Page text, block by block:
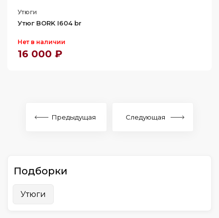
Утюги
Утюг BORK I604 br
Нет в наличии
16 000 ₽
Предыдущая Следующая
Подборки
Утюги